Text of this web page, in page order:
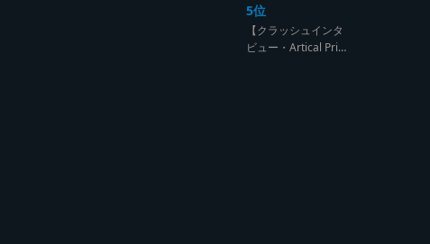
ッション】
5位
【クラッシュインタ
ビュー・Artical Prid